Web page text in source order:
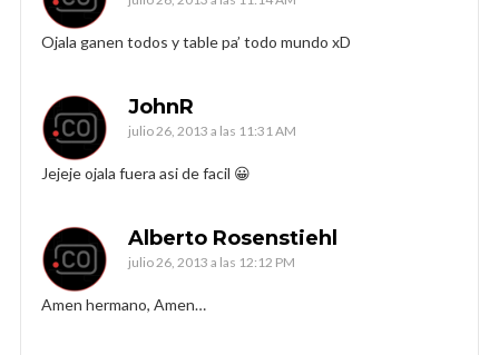
Ojala ganen todos y table pa’ todo mundo xD
JohnR
julio 26, 2013 a las 11:31 AM
Jejeje ojala fuera asi de facil 😀
Alberto Rosenstiehl
julio 26, 2013 a las 12:12 PM
Amen hermano, Amen…